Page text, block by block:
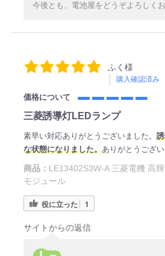
今後とも、電池屋をどうぞよろしく
ふく様
購入確認済み
価格について
三菱誘導灯LEDランプ
素早い対応ありがとうございました。
な状態になりました。ありがとうござい
商品： LE13402S3W-A 三菱電機 高
モジュール
役に立った 1
サイトからの返信